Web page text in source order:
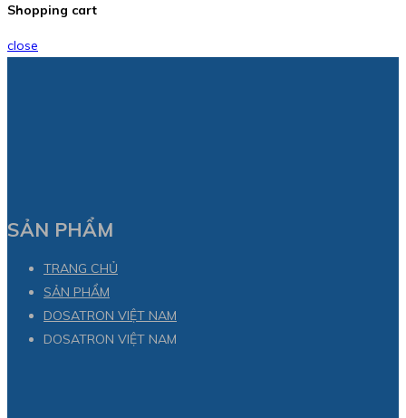
Shopping cart
close
SẢN PHẨM
TRANG CHỦ
SẢN PHẨM
DOSATRON VIỆT NAM
DOSATRON VIỆT NAM